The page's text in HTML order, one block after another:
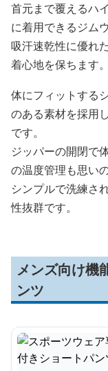
首元まで覆えるハ
に着用できるジム
吸汗速乾性に優れ
着心地を保ちます。
体にフィットする
のある素材を採用
です。
ジッパーの開閉で
の温度管理も思いの
シンプルで洗練さ
性抜群です。
メンズ向け機
ンツ